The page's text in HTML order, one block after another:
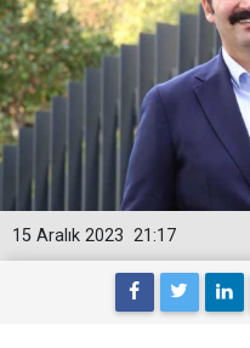
21:17
15 Aralık 2023